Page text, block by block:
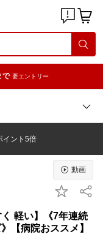
で 要エントリー
イント5倍
動画
軽い】《7年連続
【病院おススメ】